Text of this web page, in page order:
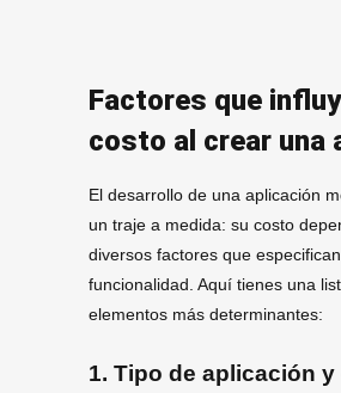
Factores que
costo al crear una
El desarrollo de una aplicación
un traje a medida: su costo
diversos factores que
funcionalidad. Aquí tienes una
elementos más determinantes:
1. Tipo de aplicación y